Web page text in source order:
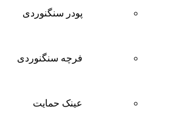
پودر سنگنوردی
فرچه سنگنوردی
عینک حمایت